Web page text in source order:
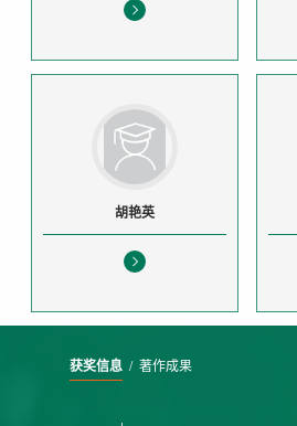
胡艳英
获奖信息/ 著作成果